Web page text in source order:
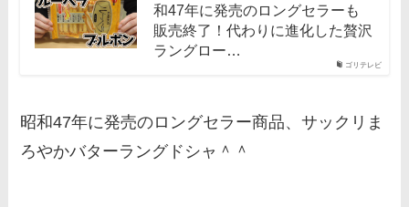
ゴリテレビ
和47年に発売のロングセラーも
販売終了！代わりに進化した贅沢
ラングロー…
昭和47年に発売のロングセラー商品、サックリま
ろやかバターラングドシャ＾＾